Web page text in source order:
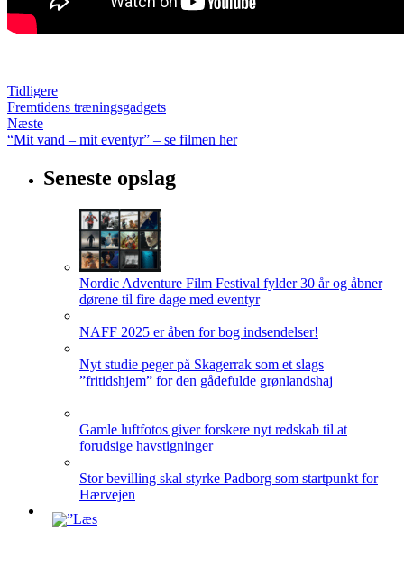
Tidligere
Fremtidens træningsgadgets
Næste
“Mit vand – mit eventyr” – se filmen her
Seneste opslag
Nordic Adventure Film Festival fylder 30 år og åbner
dørene til fire dage med eventyr
NAFF 2025 er åben for bog indsendelser!
Nyt studie peger på Skagerrak som et slags
”fritidshjem” for den gådefulde grønlandshaj
Gamle luftfotos giver forskere nyt redskab til at
forudsige havstigninger
Stor bevilling skal styrke Padborg som startpunkt for
Hærvejen